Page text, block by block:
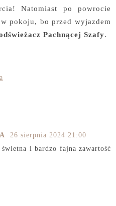
Natomiast po powrocie
pokoju, bo przed wyjazdem
Pachnącej Szafy.
26 sierpnia 2024 21:00
i bardzo fajna zawartość